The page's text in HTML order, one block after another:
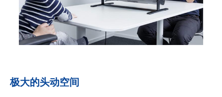
极大的头动空间